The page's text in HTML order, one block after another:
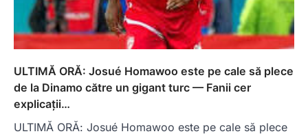
ULTIMĂ ORĂ: Josué Homawoo este pe cale să plece
de la Dinamo către un gigant turc — Fanii cer
explicații…
ULTIMĂ ORĂ: Josué Homawoo este pe cale să plece